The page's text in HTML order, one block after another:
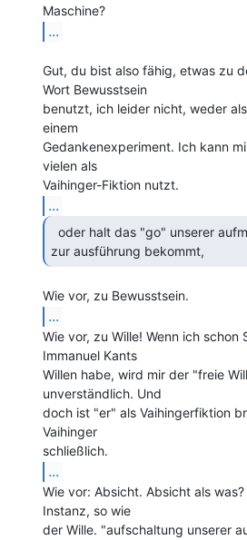
...
Gut, du bist also fähig, etwas zu
Wort Bewusstsein
benutzt, ich leider nicht, weder
einem
Gedankenexperiment. Ich kann
vielen als
...
zur ausführung bekommt,
...
Wie vor, zu Wille! Wenn ich schon
Immanuel Kants
Willen habe, wird mir der "freie
unverständlich. Und
doch ist "er" als Vaihingerfiktion
Vaihinger
...
Wie vor: Absicht. Absicht als
Instanz, so wie
der Wille. "aufschaltung unserer